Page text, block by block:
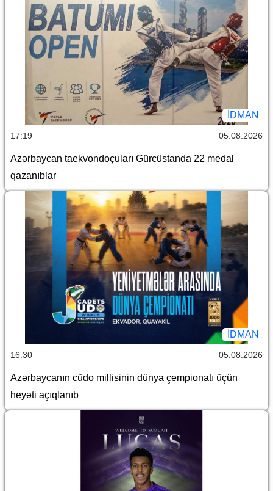
İDMAN
17:19 05.08.2026
Azərbaycan taekvondoçuları Gürcüstanda 22 medal
qazanıblar
İDMAN
16:30 05.08.2026
Azərbaycanın cüdo millisinin dünya çempionatı üçün
heyəti açıqlanıb